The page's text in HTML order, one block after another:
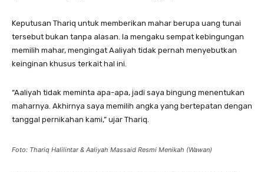
Keputusan Thariq untuk memberikan mahar berupa uang tunai
tersebut bukan tanpa alasan. Ia mengaku sempat kebingungan
memilih mahar, mengingat Aaliyah tidak pernah menyebutkan
keinginan khusus terkait hal ini.
“Aaliyah tidak meminta apa-apa, jadi saya bingung menentukan
maharnya. Akhirnya saya memilih angka yang bertepatan dengan
tanggal pernikahan kami,” ujar Thariq.
Foto: Thariq Halilintar & Aaliyah Massaid Resmi Menikah (Wawan)